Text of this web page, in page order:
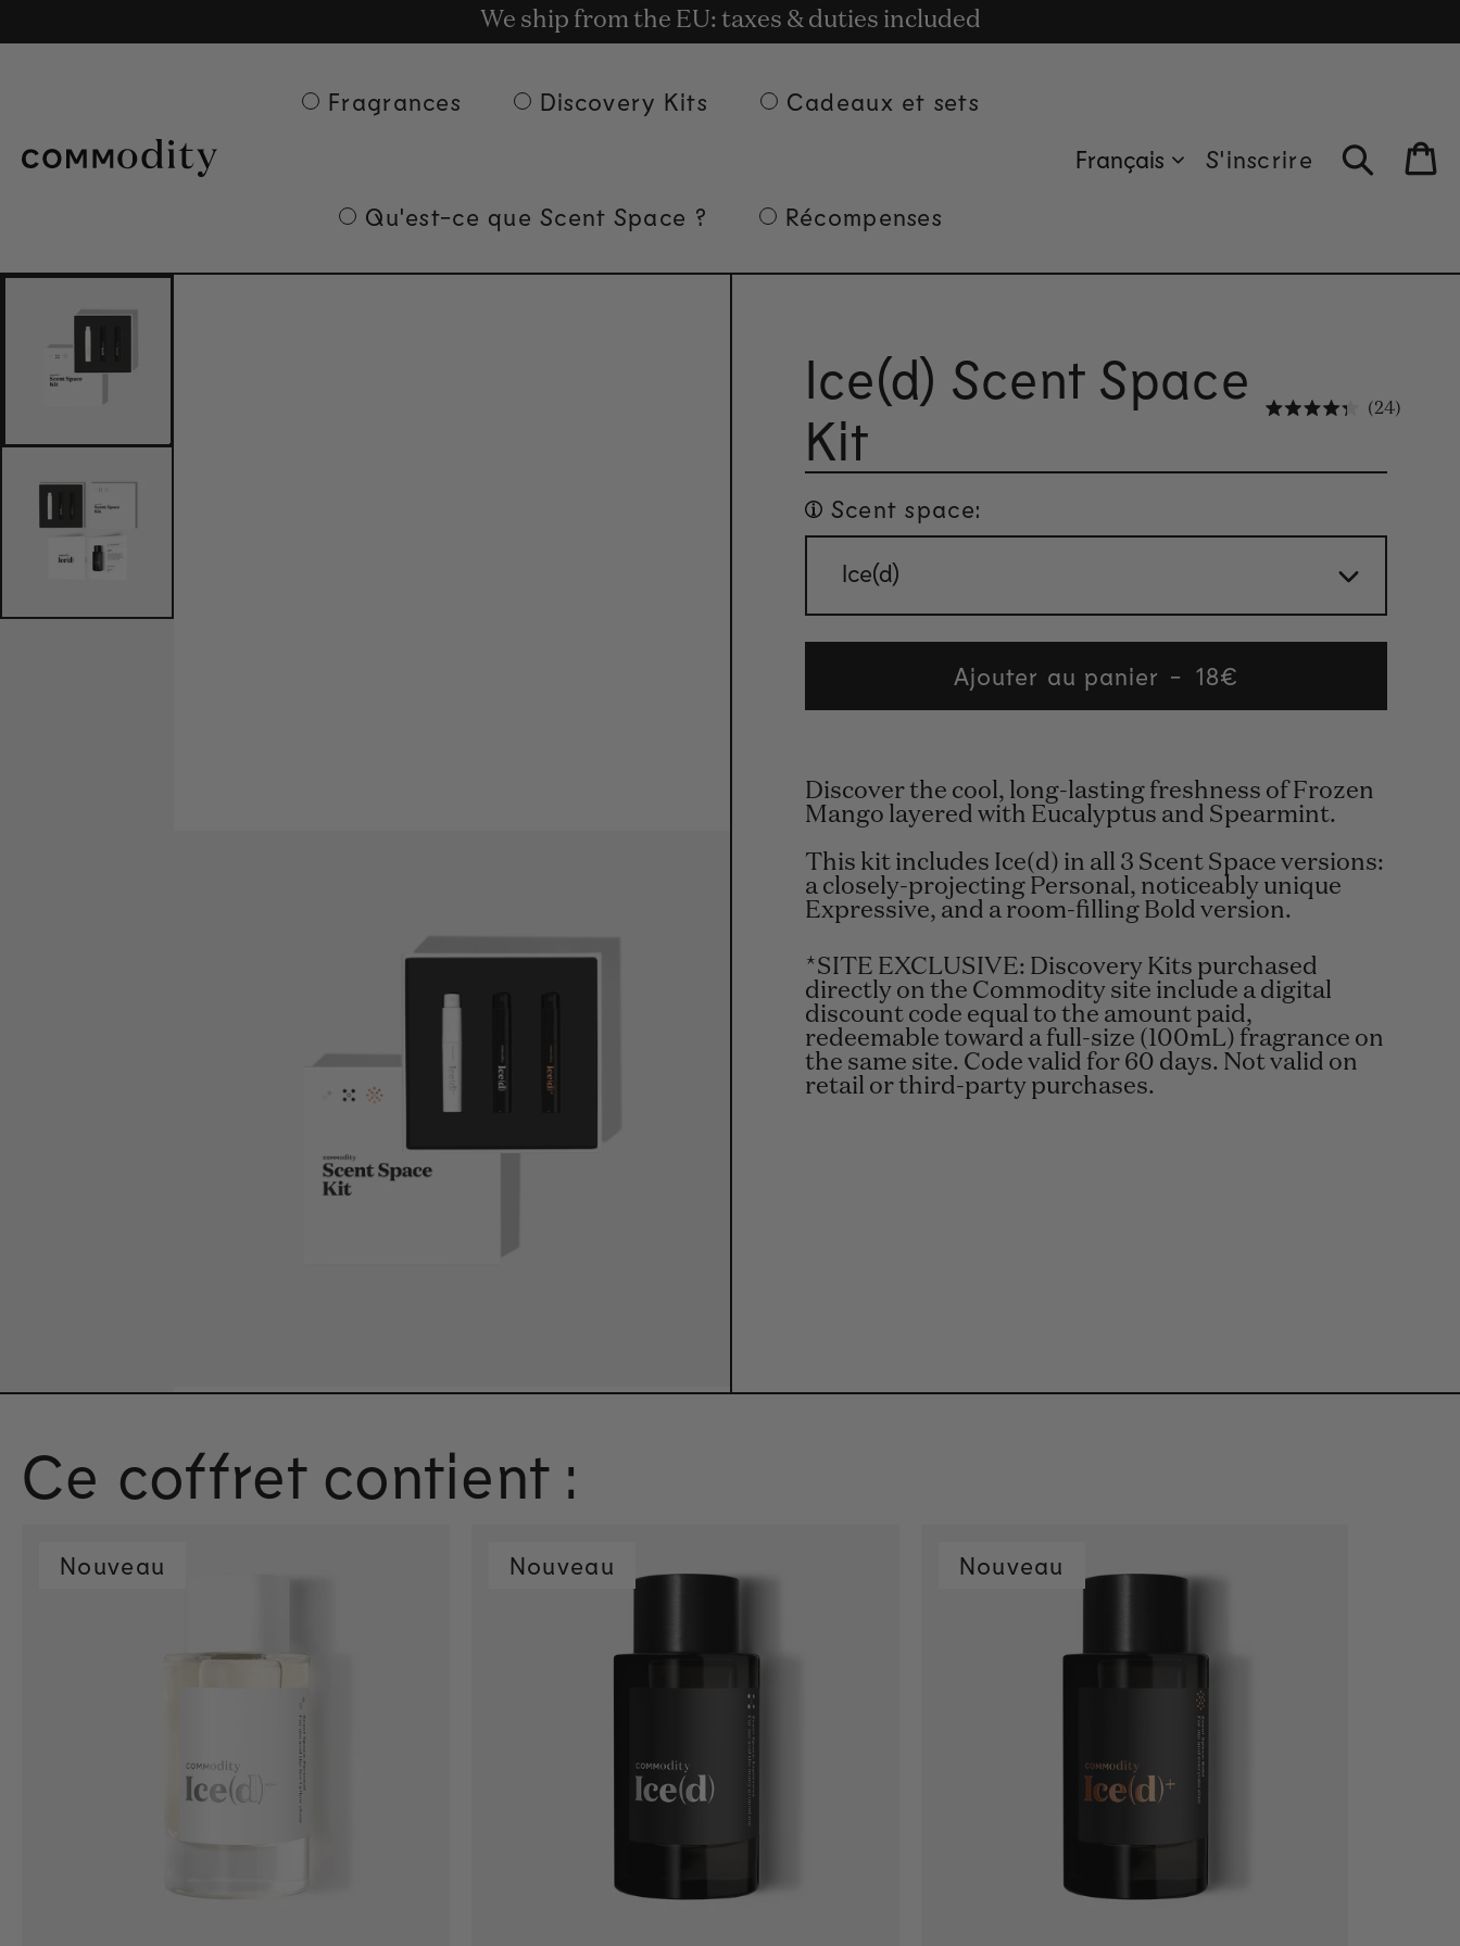
Livraison gratuite à partir de 135 € d'achat.
We ship from the EU: taxes & duties included
Get rewards for shopping with Commodity.Circle
Fragrances Discovery Kits Cadeaux et sets
Qu'est-ce que Scent Space ? Récompenses
Français S'inscrire Bag
Ice(d) Scent Space
Kit
24
Scent space:
Ice(d)
Ajouter au panier
Regular
price
18€
Discover the cool, long-lasting freshness of Frozen
Mango layered with Eucalyptus and Spearmint.
This kit includes Ice(d) in all 3 Scent Space versions:
a closely-projecting Personal, noticeably unique
Expressive, and a room-filling Bold version.
*SITE EXCLUSIVE: Discovery Kits purchased
directly on the Commodity site include a digital
discount code equal to the amount paid,
redeemable toward a full-size (100mL) fragrance on
the same site. Code valid for 60 days. Not valid on
retail or third-party purchases.
Ce coffret contient :
Nouveau
Ajout rapide
Nouveau
Ajout rapide
Nouveau
Ajout rapide